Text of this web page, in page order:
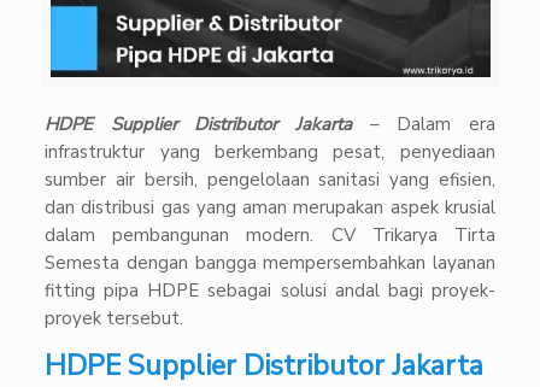
HDPE Supplier Distributor Jakarta– Dalam era
infrastruktur yang berkembang pesat, penyediaan
sumber air bersih, pengelolaan sanitasi yang efisien,
dan distribusi gas yang aman merupakan aspek krusial
dalam pembangunan modern. CV Trikarya Tirta
Semesta dengan bangga mempersembahkan layanan
fitting pipa HDPE sebagai solusi andal bagi proyek-
proyek tersebut.
HDPE Supplier Distributor Jakarta